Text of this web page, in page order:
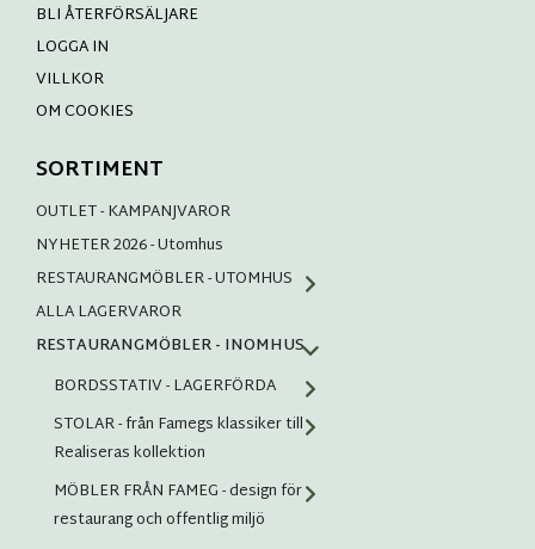
BLI ÅTERFÖRSÄLJARE
LOGGA IN
VILLKOR
OM COOKIES
SORTIMENT
OUTLET - KAMPANJVAROR
NYHETER 2026 - Utomhus
RESTAURANGMÖBLER - UTOMHUS
ALLA LAGERVAROR
RESTAURANGMÖBLER - INOMHUS
BORDSSTATIV - LAGERFÖRDA
STOLAR - från Famegs klassiker till
Realiseras kollektion
MÖBLER FRÅN FAMEG - design för
restaurang och offentlig miljö